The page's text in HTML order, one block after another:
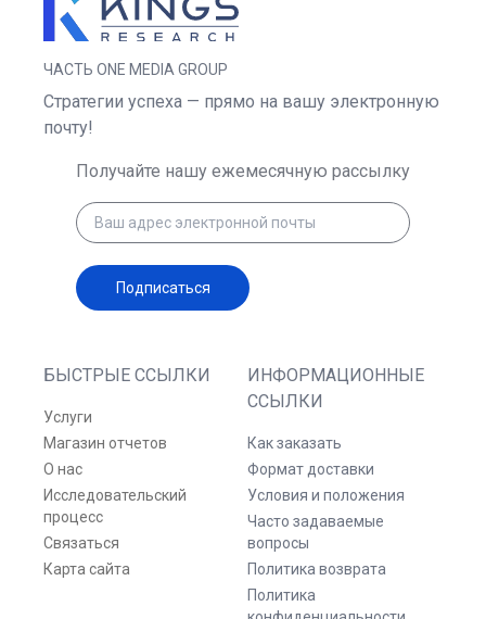
ЧАСТЬ ONE MEDIA GROUP
БЫСТРЫЕ ССЫЛКИ
Услуги
Магазин отчетов
О нас
Исследовательский
процесс
Связаться
Карта сайта
ИНФОРМАЦИОННЫЕ
ССЫЛКИ
Как заказать
Формат доставки
Условия и положения
Часто задаваемые
вопросы
Политика возврата
Политика
Стратегии успеха — прямо на вашу электронную
почту!
Получайте нашу ежемесячную рассылку
Подписаться